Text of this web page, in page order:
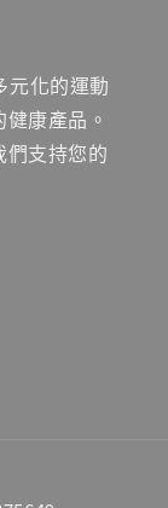
化的運動
康產品。
支持您的